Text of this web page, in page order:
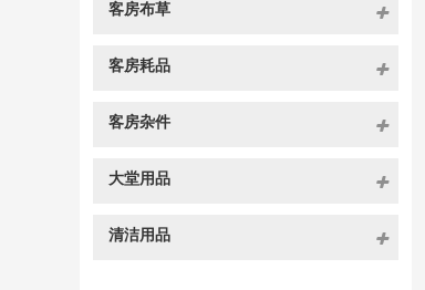
客房布草
客房耗品
客房杂件
大堂用品
清洁用品